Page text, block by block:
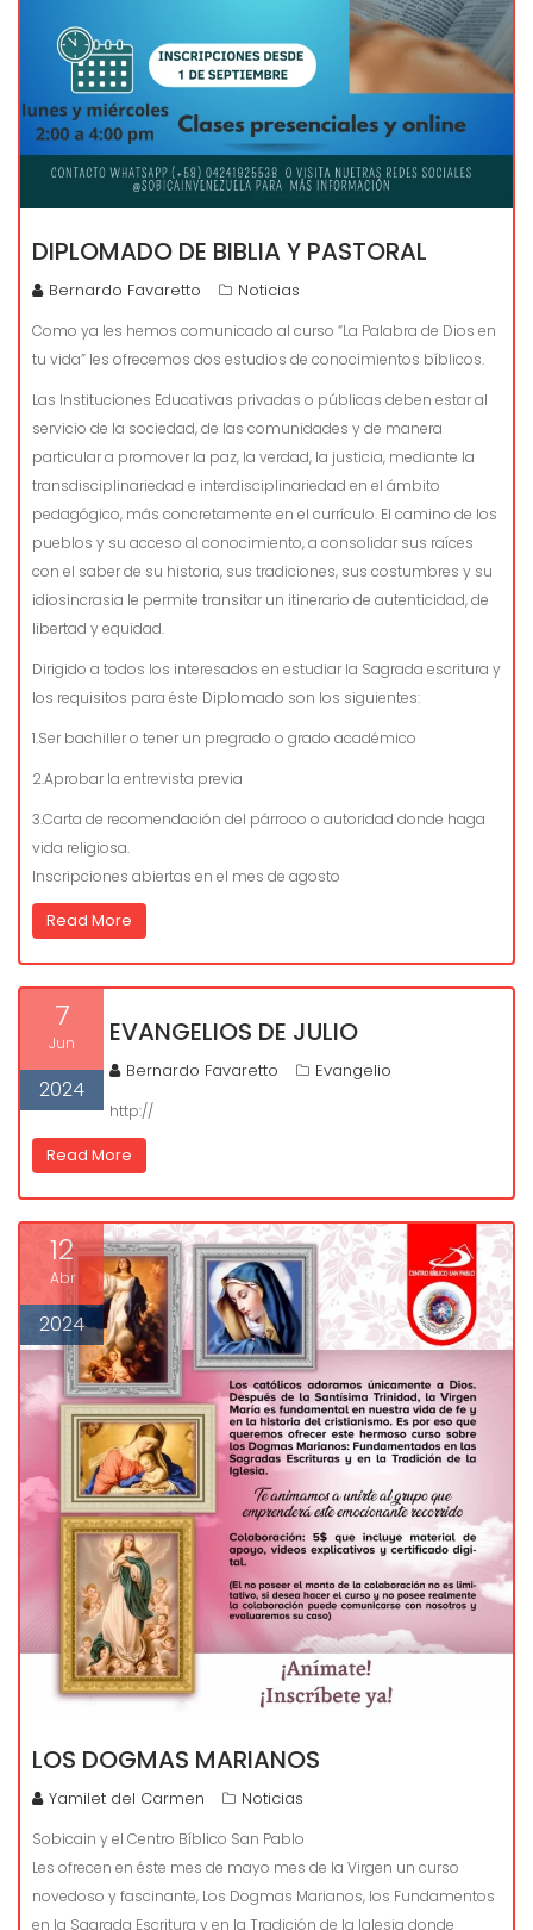
DIPLOMADO DE BIBLIA Y PASTORAL
Bernardo Favaretto Noticias
Como ya les hemos comunicado al curso “La Palabra de Dios en
tu vida” les ofrecemos dos estudios de conocimientos bíblicos.
Las Instituciones Educativas privadas o públicas deben estar al
servicio de la sociedad, de las comunidades y de manera
particular a promover la paz, la verdad, la justicia, mediante la
transdisciplinariedad e interdisciplinariedad en el ámbito
pedagógico, más concretamente en el currículo. El camino de los
pueblos y su acceso al conocimiento, a consolidar sus raíces
con el saber de su historia, sus tradiciones, sus costumbres y su
idiosincrasia le permite transitar un itinerario de autenticidad, de
libertad y equidad.
Dirigido a todos los interesados en estudiar la Sagrada escritura y
los requisitos para éste Diplomado son los siguientes:
1.Ser bachiller o tener un pregrado o grado académico
2.Aprobar la entrevista previa
3.Carta de recomendación del párroco o autoridad donde haga
vida religiosa.
Inscripciones abiertas en el mes de agosto
Read More
7
Jun
2024
EVANGELIOS DE JULIO
Bernardo Favaretto Evangelio
http://
Read More
12
Abr
2024
LOS DOGMAS MARIANOS
Yamilet del Carmen Noticias
Sobicain y el Centro Bíblico San Pablo
Les ofrecen en éste mes de mayo mes de la Virgen un curso
novedoso y fascinante, Los Dogmas Marianos, los Fundamentos
en la Sagrada Escritura y en la Tradición de la Iglesia donde